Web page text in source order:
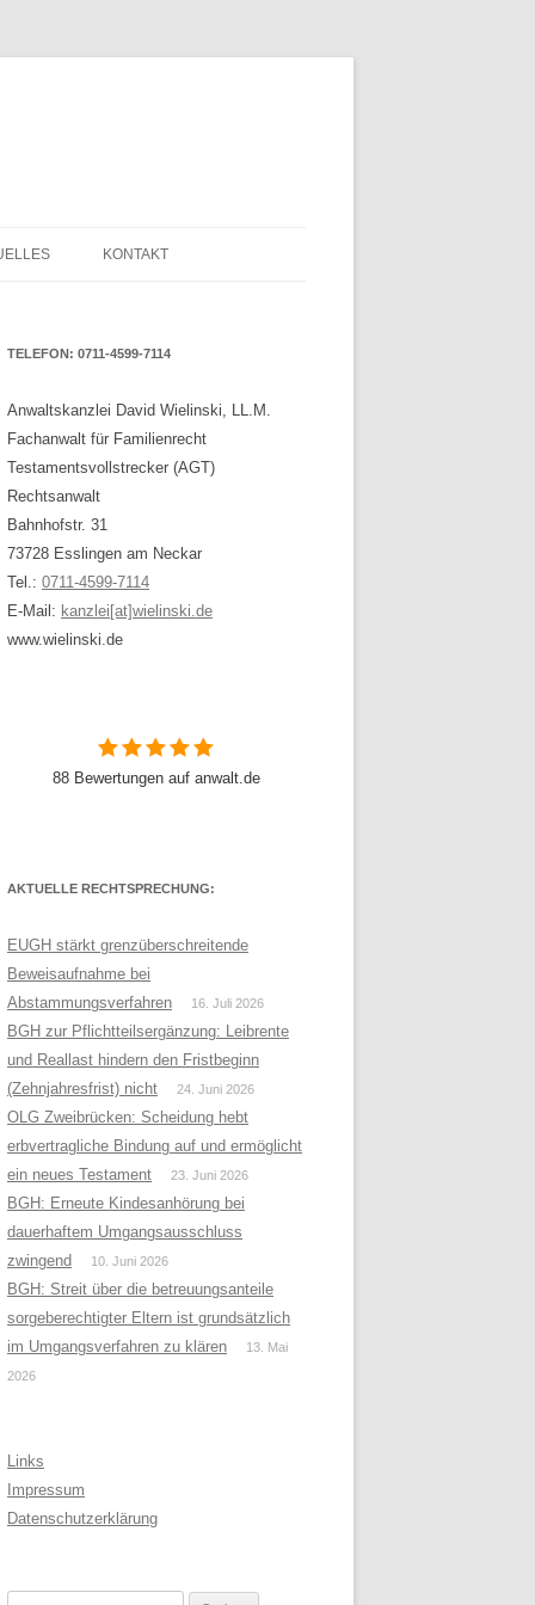
KONTAKT
TELEFON: 0711-4599-7114
Anwaltskanzlei David Wielinski, LL.M.
Fachanwalt für Familienrecht
Testamentsvollstrecker (AGT)
Rechtsanwalt
Bahnhofstr. 31
73728 Esslingen am Neckar
Tel.: 0711-4599-7114
E-Mail: kanzlei[at]wielinski.de
www.wielinski.de
88 Bewertungen auf anwalt.de
AKTUELLE RECHTSPRECHUNG:
EUGH stärkt grenzüberschreitende
Beweisaufnahme bei
Abstammungsverfahren
16. Juli 2026
BGH zur Pflichtteilsergänzung: Leibrente
und Reallast hindern den Fristbeginn
(Zehnjahresfrist) nicht
24. Juni 2026
OLG Zweibrücken: Scheidung hebt
erbvertragliche Bindung auf und ermöglicht
ein neues Testament
23. Juni 2026
BGH: Erneute Kindesanhörung bei
dauerhaftem Umgangsausschluss
zwingend
10. Juni 2026
BGH: Streit über die betreuungsanteile
sorgeberechtigter Eltern ist grundsätzlich
im Umgangsverfahren zu klären
13. Mai
2026
Links
Impressum
Datenschutzerklärung